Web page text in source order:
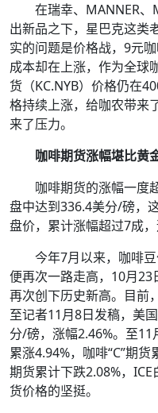
在瑞幸、MANNER
出新品之下，星巴克这类
实的问题是价格战，9元
成本却在上涨，作为全球
货（KC.NYB）价格仍在
格持续上涨，给咖农带来
来了压力。
咖啡期货涨幅堪比黄
咖啡期货的涨幅一度
盘中达到336.4美分/磅，
盘价，累计涨幅超过7成，
今年7月以来，咖啡
便再次一路走高，10月23
再次创下历史新高。目前
至记者11月8日发稿，美
分/磅，涨幅2.46%。至11
累涨4.94%，咖啡“C”期
期货累计下跌2.08%，
货价格的坚挺。